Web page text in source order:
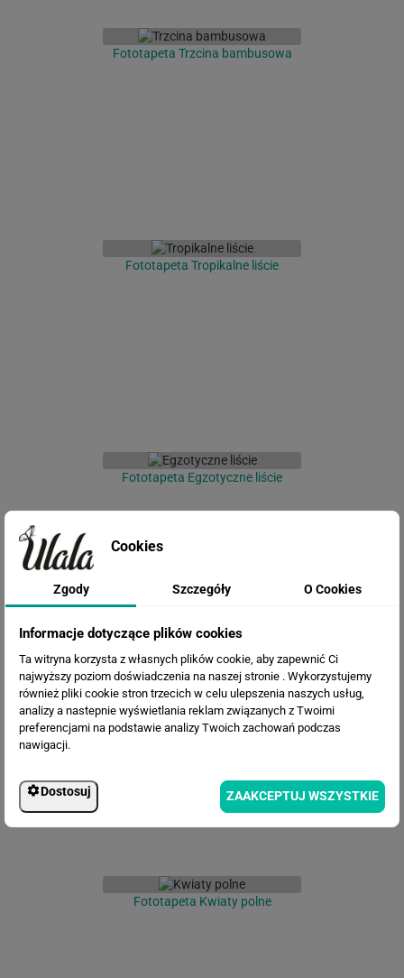
Fototapeta Trzcina bambusowa
Fototapeta Tropikalne liście
Fototapeta Egzotyczne liście
Fototapeta Turkusowe Liście
Palmy
Fototapeta Kwiaty polne
Cookies
Zgody Szczegóły O Cookies
Informacje dotyczące plików cookies
Ta witryna korzysta z własnych plików cookie, aby zapewnić Ci
najwyższy poziom doświadczenia na naszej stronie . Wykorzystujemy
również pliki cookie stron trzecich w celu ulepszenia naszych usług,
analizy a nastepnie wyświetlania reklam związanych z Twoimi
preferencjami na podstawie analizy Twoich zachowań podczas
nawigacji.
Dostosuj ZAAKCEPTUJ WSZYSTKIE